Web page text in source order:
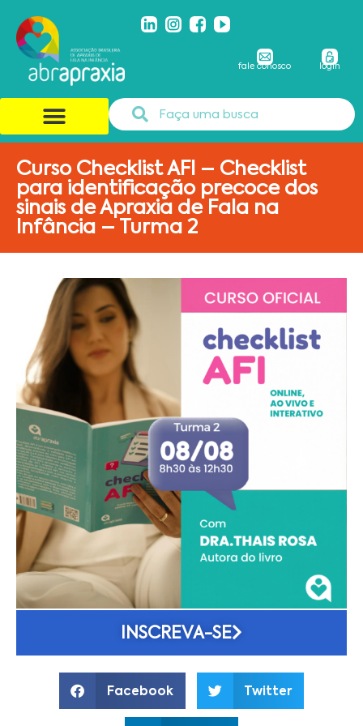
fale conosco login
Curso Checklist AFI – Checklist
para identificação precoce dos
sinais de Apraxia de Fala na
Infância – Turma 2
INSCREVA-SE
Facebook Twitter